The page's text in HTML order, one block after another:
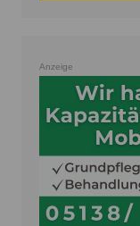
Anzeige